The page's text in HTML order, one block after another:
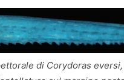
di Corydoras